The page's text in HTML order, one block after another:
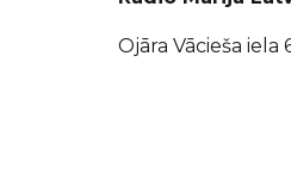
Ojāra Vācieša iela